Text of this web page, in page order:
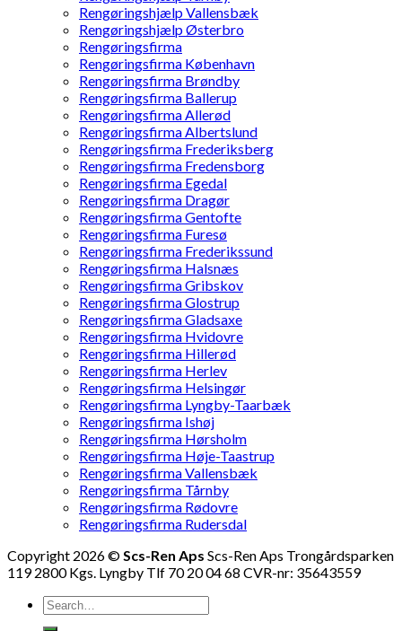
Rengøringshjælp Vallensbæk
Rengøringshjælp Østerbro
Rengøringsfirma
Rengøringsfirma København
Rengøringsfirma Brøndby
Rengøringsfirma Ballerup
Rengøringsfirma Allerød
Rengøringsfirma Albertslund
Rengøringsfirma Frederiksberg
Rengøringsfirma Fredensborg
Rengøringsfirma Egedal
Rengøringsfirma Dragør
Rengøringsfirma Gentofte
Rengøringsfirma Furesø
Rengøringsfirma Frederikssund
Rengøringsfirma Halsnæs
Rengøringsfirma Gribskov
Rengøringsfirma Glostrup
Rengøringsfirma Gladsaxe
Rengøringsfirma Hvidovre
Rengøringsfirma Hillerød
Rengøringsfirma Herlev
Rengøringsfirma Helsingør
Rengøringsfirma Lyngby-Taarbæk
Rengøringsfirma Ishøj
Rengøringsfirma Hørsholm
Rengøringsfirma Høje-Taastrup
Rengøringsfirma Vallensbæk
Rengøringsfirma Tårnby
Rengøringsfirma Rødovre
Rengøringsfirma Rudersdal
Copyright 2026 ©Scs-Ren Aps Scs-Ren Aps Trongårdsparken
119 2800 Kgs. Lyngby Tlf 70 20 04 68 CVR-nr: 35643559